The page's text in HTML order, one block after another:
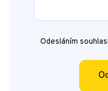
Odesláním